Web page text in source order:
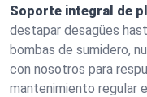
Soporte integral de
destapar desagües
bombas de sumidero,
con nosotros para
mantenimiento regular